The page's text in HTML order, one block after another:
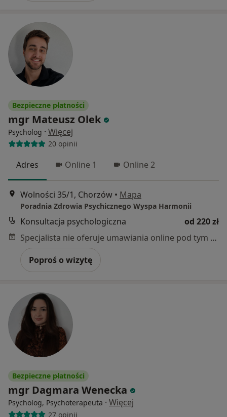
Bezpieczne płatności
mgr Mateusz Olek
Psycholog · Więcej
20 opinii
Adres Online 1 Online 2
Wolności 35/1, Chorzów • Mapa
Poradnia Zdrowia Psychicznego Wyspa Harmonii
Konsultacja psychologiczna
od 220 zł
Specjalista nie oferuje umawiania online pod tym adresem.
Poproś o wizytę
Bezpieczne płatności
mgr Dagmara Wenecka
Psycholog, Psychoterapeuta · Więcej
27 opinii